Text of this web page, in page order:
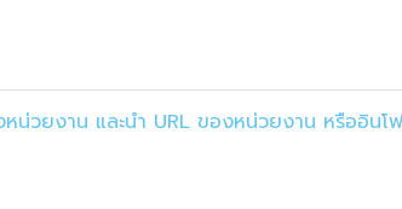
น่วยงาน และนำ URL ของหน่วยงาน หรืออิน